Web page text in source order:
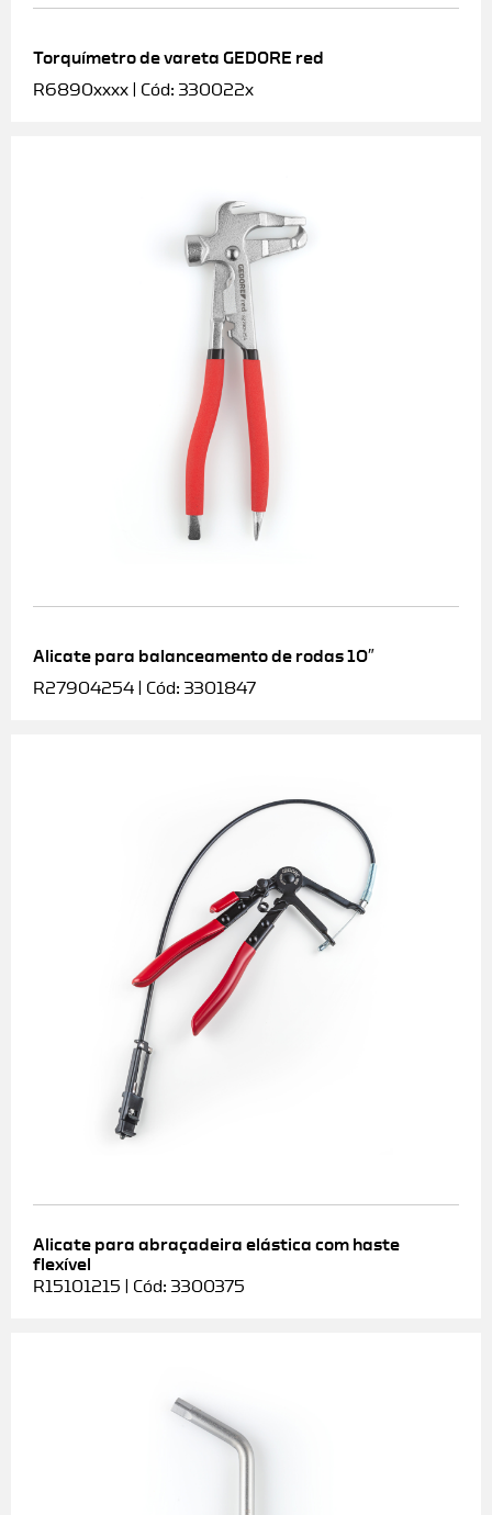
Torquímetro de vareta GEDORE red
R6890xxxx | Cód: 330022x
Alicate para balanceamento de rodas 10″
R27904254 | Cód: 3301847
Alicate para abraçadeira elástica com haste
flexível
R15101215 | Cód: 3300375